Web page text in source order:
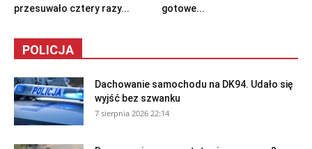
przesuwało cztery razy...
gotowe...
POLICJA
Dachowanie samochodu na DK94. Udało się
wyjść bez szwanku
7 sierpnia 2026 22:14